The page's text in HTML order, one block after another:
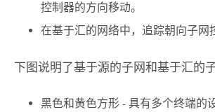
控制器的方向移动。
在基于汇的网络中，追踪朝向子网
下图说明了基于源的子网和基于汇的
黑色和黄色方形 - 具有多个终端的